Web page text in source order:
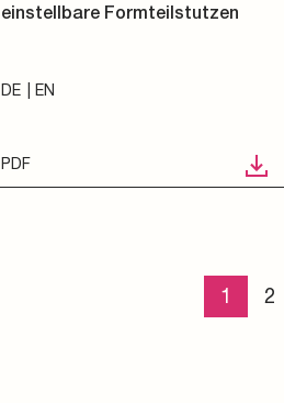
einstellbare Formteilstutzen
DE EN
PDF
1 2